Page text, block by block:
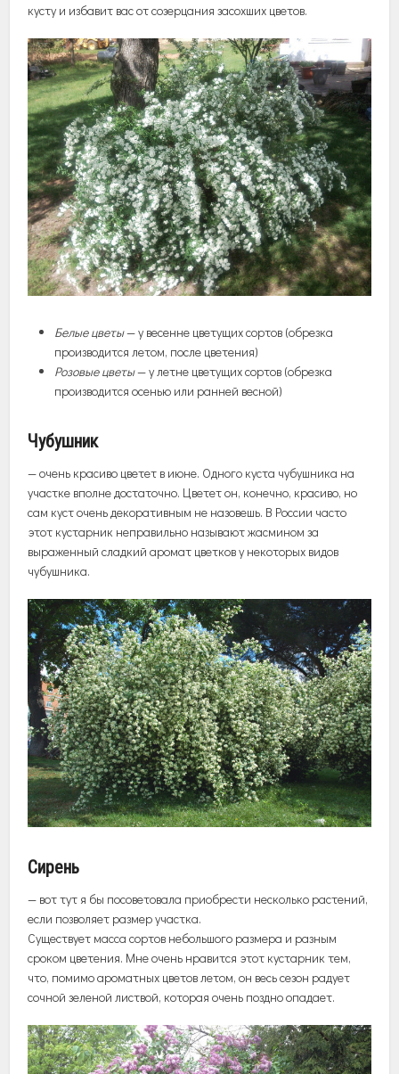
кусту и избавит вас от созерцания засохших цветов.
Белые цветы— у весенне цветущих сортов (обрезка
производится летом, после цветения)
Розовые цветы— у летне цветущих сортов (обрезка
производится осенью или ранней весной)
Чубушник
— очень красиво цветет в июне. Одного куста чубушника на
участке вполне достаточно. Цветет он, конечно, красиво, но
сам куст очень декоративным не назовешь. В России часто
этот кустарник неправильно называют жасмином за
выраженный сладкий аромат цветков у некоторых видов
чубушника.
Сирень
— вот тут я бы посоветовала приобрести несколько растений,
если позволяет размер участка.
Существует масса сортов небольшого размера и разным
сроком цветения. Мне очень нравится этот кустарник тем,
что, помимо ароматных цветов летом, он весь сезон радует
сочной зеленой листвой, которая очень поздно опадает.